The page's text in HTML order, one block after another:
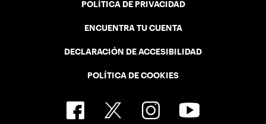
POLÍTICA DE PRIVACIDAD
ENCUENTRA TU CUENTA
DECLARACIÓN DE ACCESIBILIDAD
POLÍTICA DE COOKIES